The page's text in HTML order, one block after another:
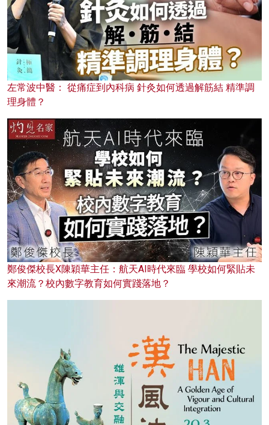
左常波中醫： 從痛症到內科病 針灸如何透過解筋結 精準調
理身體？
鄭俊傑校長X陳穎華主任：航天AI時代來臨 學校如何緊貼未
來潮流？校內數字教育如何實踐落地？